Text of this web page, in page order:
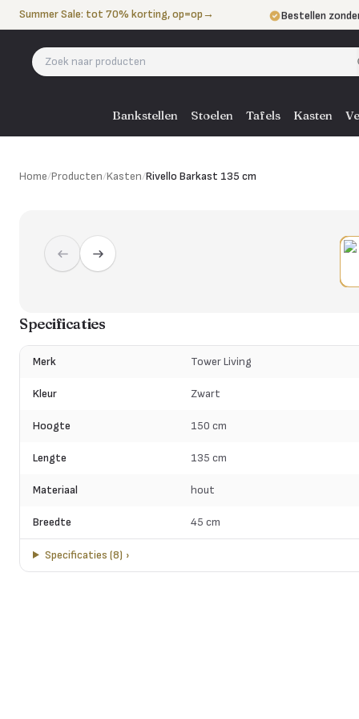
Naar de inhoud
Summer Sale: tot 70% korting, op=op→ Bestellen
Eigen
Bankstellen Stoelen Tafels Kasten
Home/Producten/Kasten/Rivello Barkast 135 cm
Specificaties
Merk Tower Living
Kleur Zwart
Hoogte 150 cm
Lengte 135 cm
Materiaal hout
Breedte 45 cm
Specificaties (8) ›